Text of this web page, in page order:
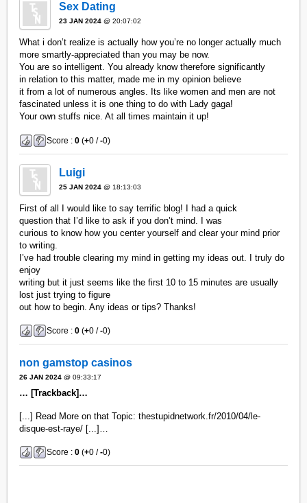
Sex Dating
23 JAN 2024 @ 20:07:02
What i don’t realize is actually how you’re no longer actually much
more smartly-appreciated than you may be now.
You are so intelligent. You already know therefore significantly
in relation to this matter, made me in my opinion believe
it from a lot of numerous angles. Its like women and men are not
fascinated unless it is one thing to do with Lady gaga!
Your own stuffs nice. At all times maintain it up!
Score :0 (+0 /-0)
Luigi
25 JAN 2024 @ 18:13:03
First of all I would like to say terrific blog! I had a quick
question that I’d like to ask if you don’t mind. I was
curious to know how you center yourself and clear your mind prior
to writing.
I’ve had trouble clearing my mind in getting my ideas out. I truly do
enjoy
writing but it just seems like the first 10 to 15 minutes are usually
lost just trying to figure
out how to begin. Any ideas or tips? Thanks!
Score :0 (+0 /-0)
non gamstop casinos
26 JAN 2024 @ 09:33:17
… [Trackback]…
[...] Read More on that Topic: thestupidnetwork.fr/2010/04/le-
disque-est-raye/ [...]…
Score :0 (+0 /-0)